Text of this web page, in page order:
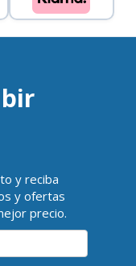
y reciba
y ofertas
precio.